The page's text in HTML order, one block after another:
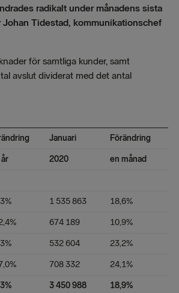
radikalt under månadens sista
Tidestad, kommunikationschef
för samtliga kunder, samt
avslut dividerat med det antal
Januari Förändring
2020 en månad
1 535 863 18,6%
674 189 10,9%
532 604 23,2%
708 332 24,1%
3 450 988 18,9%